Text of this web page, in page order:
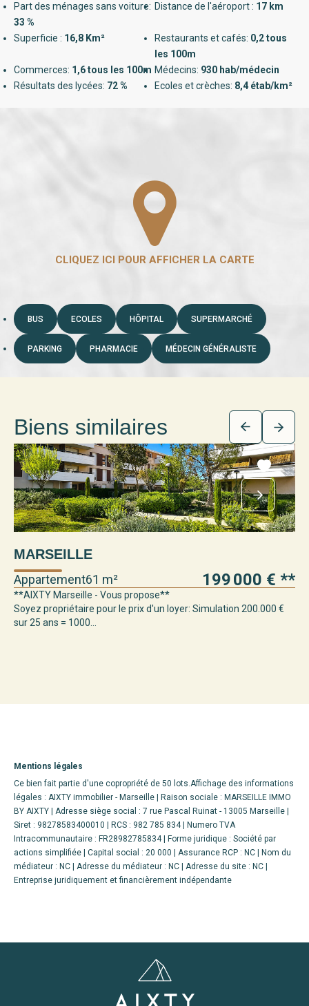
Part des ménages sans voiture:
33 %
Distance de l'aéroport : 17 km
Superficie : 16,8 Km² Restaurants et cafés: 0,2 tous
les 100m
Commerces: 1,6 tous les 100m Médecins: 930 hab/médecin
Résultats des lycées: 72 % Ecoles et crèches: 8,4 étab/km²
BUS ECOLES HÔPITAL SUPERMARCHÉ
PARKING PHARMACIE MÉDECIN GÉNÉRALISTE
Biens similaires
MARSEILLE
Appartement61 m² 199 000 € **
**AIXTY Marseille - Vous propose**
Soyez propriétaire pour le prix d'un loyer: Simulation 200.000 €
sur 25 ans = 1000...
Mentions légales
Ce bien fait partie d'une copropriété de 50 lots.Affichage des informations
légales : AIXTY immobilier - Marseille | Raison sociale : MARSEILLE IMMO
BY AIXTY | Adresse siège social : 7 rue Pascal Ruinat - 13005 Marseille |
Siret : 98278583400010 | RCS : 982 785 834 | Numero TVA
Intracommunautaire : FR28982785834 | Forme juridique : Société par
actions simplifiée | Capital social : 20 000 | Assurance RCP : NC | Nom du
médiateur : NC | Adresse du médiateur : NC | Adresse du site : NC |
Entreprise juridiquement et financièrement indépendante